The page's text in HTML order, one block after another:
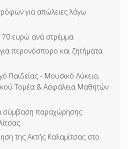
για απώλειες λόγω
70 ευρώ ανά στρέμμα
περονόσπορο και ζητήματα
Παιδείας - Μουσικό Λύκειο,
Τομέα & Ασφάλεια Μαθητών
σύμβαση παραχώρησης
της Ακτής Καλαμίτσας στο